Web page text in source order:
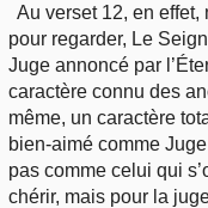
Au verset 12, en
pour regarder, Le
Juge annoncé par
caractère connu des
même, un caractère
bien-aimé comme
pas comme celui qui
chérir, mais pour la